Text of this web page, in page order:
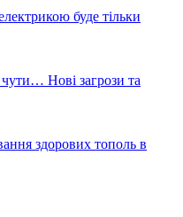
буде тільки
чути… Нові загрози та
здорових тополь в